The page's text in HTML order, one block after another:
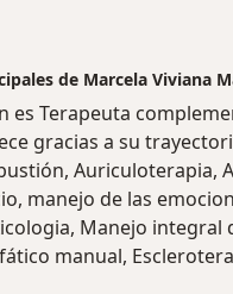
de Marcela Viviana
es Terapeuta
gracias a su
Auriculoterapia,
manejo de las
Manejo integral
manual,